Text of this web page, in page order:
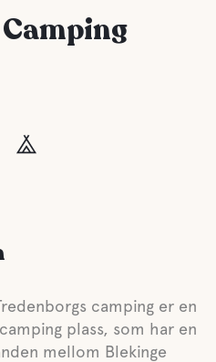
camping er en
plass, som har en
mellom Blekinge